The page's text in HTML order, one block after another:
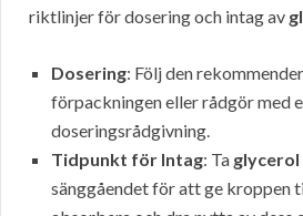
riktlinjer för dosering och intag av
Dosering: Följ den
förpackningen eller rådgör med
doseringsrådgivning.
Tidpunkt för Intag: Ta glycerol
sänggåendet för att ge